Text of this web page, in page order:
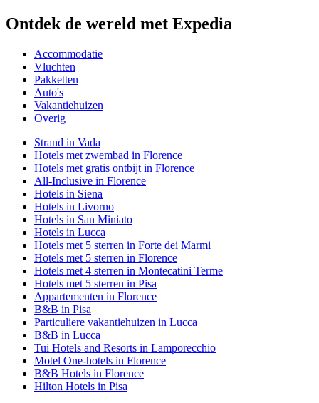
Ontdek de wereld met Expedia
Accommodatie
Vluchten
Pakketten
Auto's
Vakantiehuizen
Overig
Strand in Vada
Hotels met zwembad in Florence
Hotels met gratis ontbijt in Florence
All-Inclusive in Florence
Hotels in Siena
Hotels in Livorno
Hotels in San Miniato
Hotels in Lucca
Hotels met 5 sterren in Forte dei Marmi
Hotels met 5 sterren in Florence
Hotels met 4 sterren in Montecatini Terme
Hotels met 5 sterren in Pisa
Appartementen in Florence
B&B in Pisa
Particuliere vakantiehuizen in Lucca
B&B in Lucca
Tui Hotels and Resorts in Lamporecchio
Motel One-hotels in Florence
B&B Hotels in Florence
Hilton Hotels in Pisa